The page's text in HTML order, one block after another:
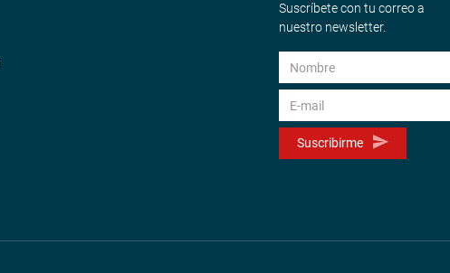
Suscríbete con tu correo a
nuestro newsletter.
Suscribirme